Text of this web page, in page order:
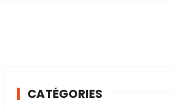
CATÉGORIES